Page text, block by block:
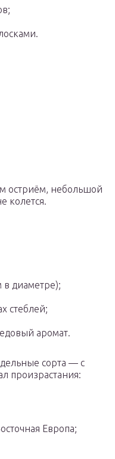
остриём, небольшой
колется.
диаметре);
стеблей;
аромат.
сорта — с
произрастания:
Европа;